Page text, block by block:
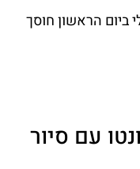
ביום הראשון חוסך
עם סיור